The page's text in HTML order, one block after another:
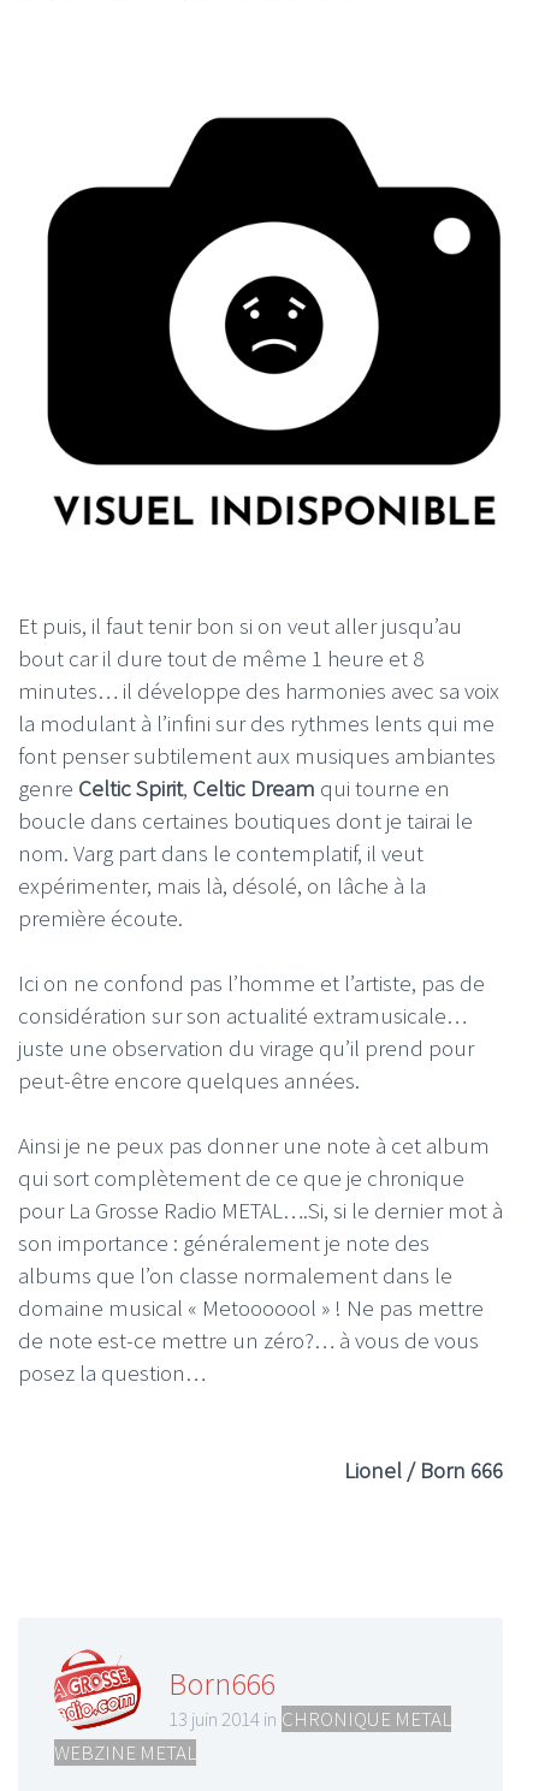
Et puis, il faut tenir bon si on veut aller jusqu’au
bout car il dure tout de même 1 heure et 8
minutes… il développe des harmonies avec sa voix
la modulant à l’infini sur des rythmes lents qui me
font penser subtilement aux musiques ambiantes
genre Celtic Spirit, Celtic Dream qui tourne en
boucle dans certaines boutiques dont je tairai le
nom. Varg part dans le contemplatif, il veut
expérimenter, mais là, désolé, on lâche à la
première écoute.
Ici on ne confond pas l’homme et l’artiste, pas de
considération sur son actualité extramusicale…
juste une observation du virage qu’il prend pour
peut-être encore quelques années.
Ainsi je ne peux pas donner une note à cet album
qui sort complètement de ce que je chronique
pour La Grosse Radio METAL….Si, si le dernier mot à
son importance : généralement je note des
albums que l’on classe normalement dans le
domaine musical « Metooooool » ! Ne pas mettre
de note est-ce mettre un zéro?… à vous de vous
posez la question…
Lionel / Born 666
Born666
13 juin 2014 in CHRONIQUE METAL
WEBZINE METAL